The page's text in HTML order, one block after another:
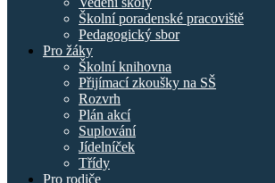
Školní poradenské pracoviště
Pedagogický sbor
Pro žáky
Školní knihovna
Přijímací zkoušky na SŠ
Rozvrh
Plán akcí
Suplování
Jídelníček
Třídy
Pro rodiče